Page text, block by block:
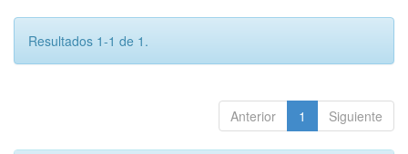
Resultados 1-1 de 1.
Anterior 1 Siguiente